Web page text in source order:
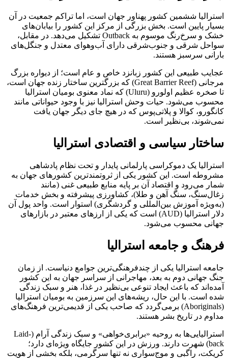
استرالیا ششمین کشور پهناور جهان است، اما تراکم جمعیت در آن
بسیار پایین است. بخش بزرگی از مرکز این کشور را بیابان‌های
خشک و سرخ‌رنگ موسوم به Outback تشکیل می‌دهد. در مقابل،
سواحل شرقی و جنوب‌شرقی دارای آب‌وهوای معتدل و جنگل‌های
بارانی سرسبز هستند.
عجایب طبیعی این کشور زبانزد خاص و عام است؛ از دیواره بزرگ
مرجانی (Great Barrier Reef) که بزرگترین ساختار زنده جهان است،
تا صخره عظیم اولورو (Uluru) که نماد معنوی بومیان استرالیا
محسوب می‌شود. حیات وحش استرالیا نیز با وجود حیواناتی مانند
کانگورو، کوالا و پلاتی‌پوس که در هیچ جای دیگر جهان یافت
نمی‌شوند، بی‌نظیر است.
ساختار سیاسی و اقتصادی استرالیا
استرالیا یک دموکراسی پارلمانی پایدار و تحت نظام پادشاهی
مشروطه است. این کشور یکی از ثروتمندترین کشورهای جهان به
شمار می‌رود و اقتصاد آن بر پایه منابع طبیعی غنی (مانند
زغال‌سنگ، سنگ آهن و طلا)، کشاورزی پیشرفته و بخش خدمات
(به‌ویژه آموزش بین‌المللی و گردشگری) استوار است. واحد پول آن
دلار استرالیا (AUD) است که یکی از ارزهای معتبر در بازارهای
جهانی محسوب می‌شود.
فرهنگ و جامعه استرالیا
جامعه استرالیا یکی از چندفرهنگی‌ترین جوامع دنیاست. از زمان
جنگ جهانی دوم به بعد، مهاجرانی از سراسر جهان به این کشور
آمده‌اند که باعث ایجاد تنوعی بی‌نظیر در غذا، هنر و سبک زندگی
شده است. با این حال، ریشه‌های این سرزمین به بومیان استرالیا
(Aboriginals) برمی‌گردد که صاحب یکی از قدیمی‌ترین فرهنگ‌های
مداوم در تاریخ بشر هستند.
استرالیایی‌ها به روحیه «برابری‌خواهی» و سبک زندگی آرام (Laid-
back) شهرت دارند. ورزش در این کشور جایگاه ویژه‌ای دارد؛
کریکت، راگبی و موج‌سواری نه تنها سرگرمی، بلکه بخشی از هویت